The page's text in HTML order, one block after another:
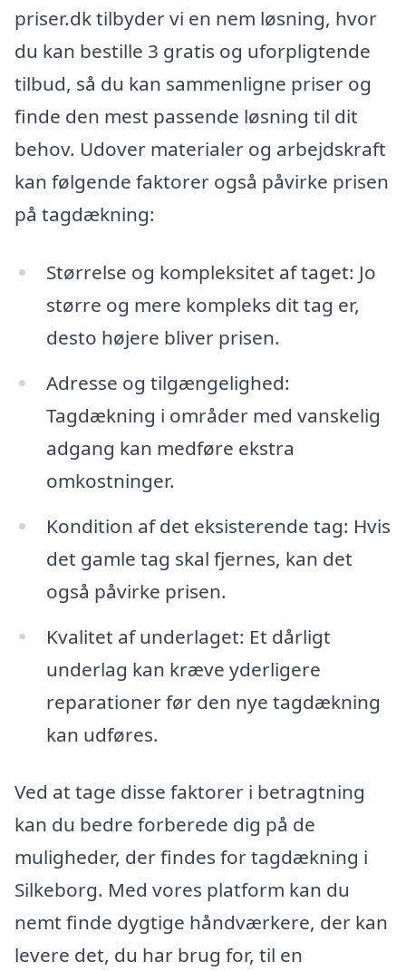
priser.dk tilbyder vi en nem løsning, hvor
du kan bestille 3 gratis og uforpligtende
tilbud, så du kan sammenligne priser og
finde den mest passende løsning til dit
behov. Udover materialer og arbejdskraft
kan følgende faktorer også påvirke prisen
på tagdækning:
Størrelse og kompleksitet af taget: Jo
større og mere kompleks dit tag er,
desto højere bliver prisen.
Adresse og tilgængelighed:
Tagdækning i områder med vanskelig
adgang kan medføre ekstra
omkostninger.
Kondition af det eksisterende tag: Hvis
det gamle tag skal fjernes, kan det
også påvirke prisen.
Kvalitet af underlaget: Et dårligt
underlag kan kræve yderligere
reparationer før den nye tagdækning
kan udføres.
Ved at tage disse faktorer i betragtning
kan du bedre forberede dig på de
muligheder, der findes for tagdækning i
Silkeborg. Med vores platform kan du
nemt finde dygtige håndværkere, der kan
levere det, du har brug for, til en